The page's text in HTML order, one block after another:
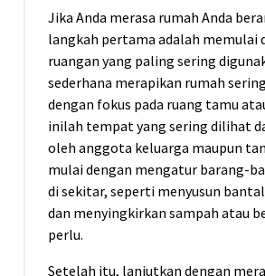
Jika Anda merasa rumah Anda
langkah pertama adalah memulai
ruangan yang paling sering
sederhana merapikan rumah
dengan fokus pada ruang tamu
inilah tempat yang sering dilihat
oleh anggota keluarga maupun
mulai dengan mengatur barang-
di sekitar, seperti menyusun
dan menyingkirkan sampah atau
perlu.
Setelah itu, lanjutkan dengan